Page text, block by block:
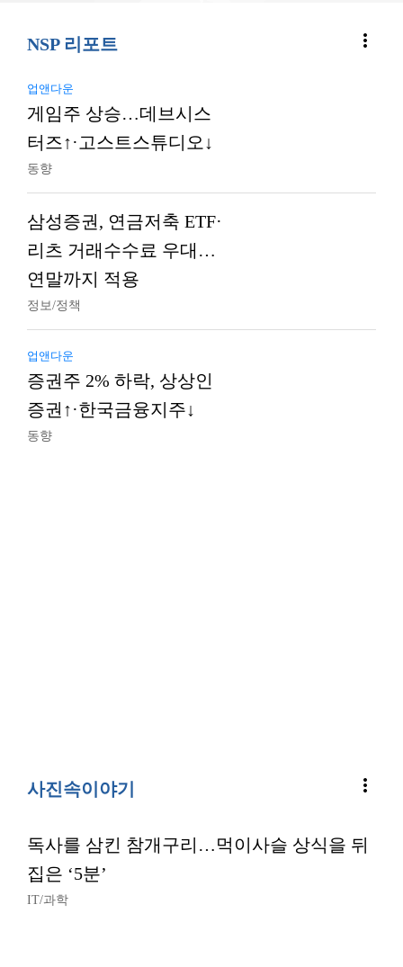
NSP 리포트 more_vert
업앤다운
게임주 상승…데브시스
터즈↑·고스트스튜디오↓
동향
삼성증권, 연금저축 ETF·
리츠 거래수수료 우대…
연말까지 적용
정보/정책
업앤다운
증권주 2% 하락, 상상인
증권↑·한국금융지주↓
동향
사진속이야기 more_vert
독사를 삼킨 참개구리…먹이사슬 상식을 뒤
집은 ‘5분’
IT/과학